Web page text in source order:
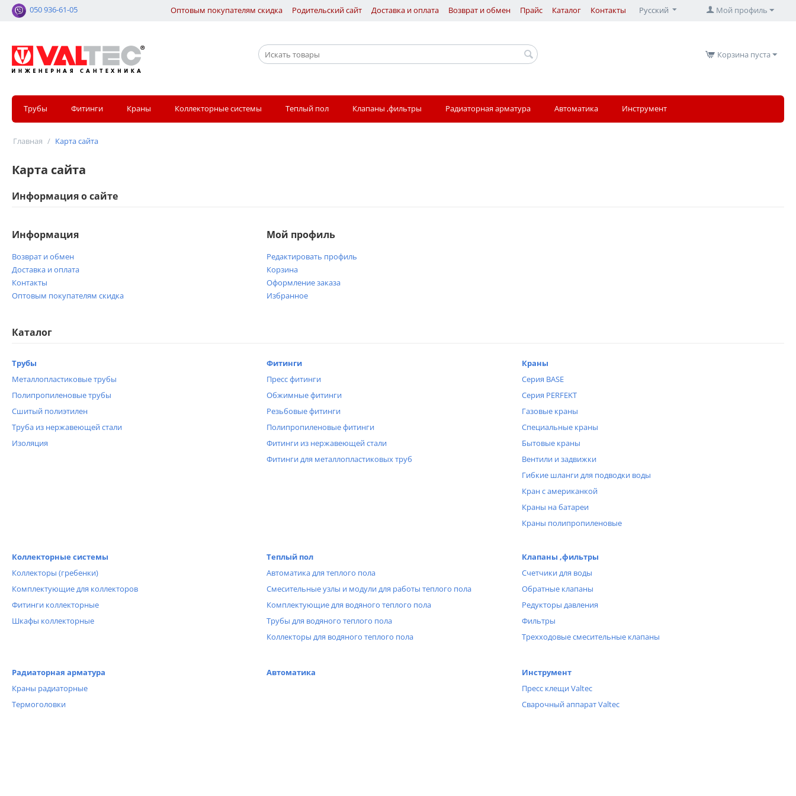
050 936-61-05 Мой профиль
Русский
Оптовым покупателям скидка Родительский сайт Доставка и оплата Возврат и обмен Прайс Каталог Контакты
Корзина пуста
Трубы Фитинги Краны Коллекторные системы Теплый пол Клапаны ,фильтры Радиаторная арматура Автоматика Инструмент
Главная / Карта сайта
Карта сайта
Информация о сайте
Информация
Возврат и обмен
Доставка и оплата
Контакты
Оптовым покупателям скидка
Мой профиль
Редактировать профиль
Корзина
Оформление заказа
Избранное
Каталог
Трубы
Металлопластиковые трубы
Полипропиленовые трубы
Сшитый полиэтилен
Труба из нержавеющей стали
Изоляция
Фитинги
Пресс фитинги
Обжимные фитинги
Резьбовые фитинги
Полипропиленовые фитинги
Фитинги из нержавеющей стали
Фитинги для металлопластиковых труб
Краны
Серия BASE
Серия PERFEKT
Газовые краны
Специальные краны
Бытовые краны
Вентили и задвижки
Гибкие шланги для подводки воды
Кран с американкой
Краны на батареи
Краны полипропиленовые
Коллекторные системы
Коллекторы (гребенки)
Комплектующие для коллекторов
Фитинги коллекторные
Шкафы коллекторные
Теплый пол
Автоматика для теплого пола
Смесительные узлы и модули для работы теплого пола
Комплектующие для водяного теплого пола
Трубы для водяного теплого пола
Коллекторы для водяного теплого пола
Клапаны ,фильтры
Счетчики для воды
Обратные клапаны
Редукторы давления
Фильтры
Трехходовые смесительные клапаны
Радиаторная арматура
Краны радиаторные
Термоголовки
Автоматика
Инструмент
Пресс клещи Valtec
Сварочный аппарат Valtec